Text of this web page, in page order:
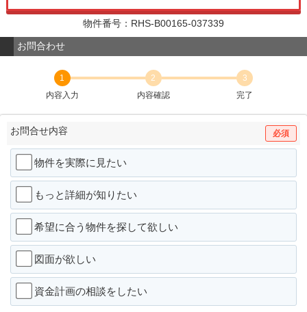
物件番号：RHS-B00165-037339
お問合わせ
1
内容入力
2
内容確認
3
完了
お問合せ内容 必須
物件を実際に見たい
もっと詳細が知りたい
希望に合う物件を探して欲しい
図面が欲しい
資金計画の相談をしたい